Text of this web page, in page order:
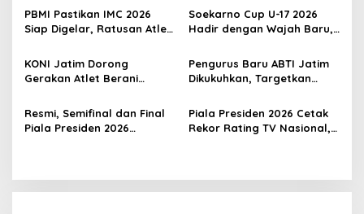
o
Indonesia
Championship 2026 di
Bekasi
PBMI Pastikan IMC 2026
Siap Digelar, Ratusan Atlet
di Bekasi
Soekarno Cup U-17 2026
Hadir dengan Wajah Baru,
Penghargaan Man of the
Match
KONI Jatim Dorong
Gerakan Atlet Berani
Tekanan Mental Atlet Laki-
Laki
Pengurus Baru ABTI Jatim
Dikukuhkan, Targetkan
Barometer Bola Tangan
Indonesia
Resmi, Semifinal dan Final
Piala Presiden 2026
Piala Presiden 2026 Cetak
Rekor Rating TV Nasional,